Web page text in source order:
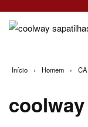
Início › Homem ›